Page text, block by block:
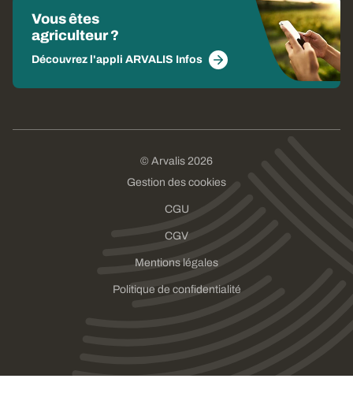
Vous êtes
agriculteur ?
Découvrez l'appli ARVALIS Infos
© Arvalis 2026
Gestion des cookies
CGU
CGV
Mentions légales
Politique de confidentialité